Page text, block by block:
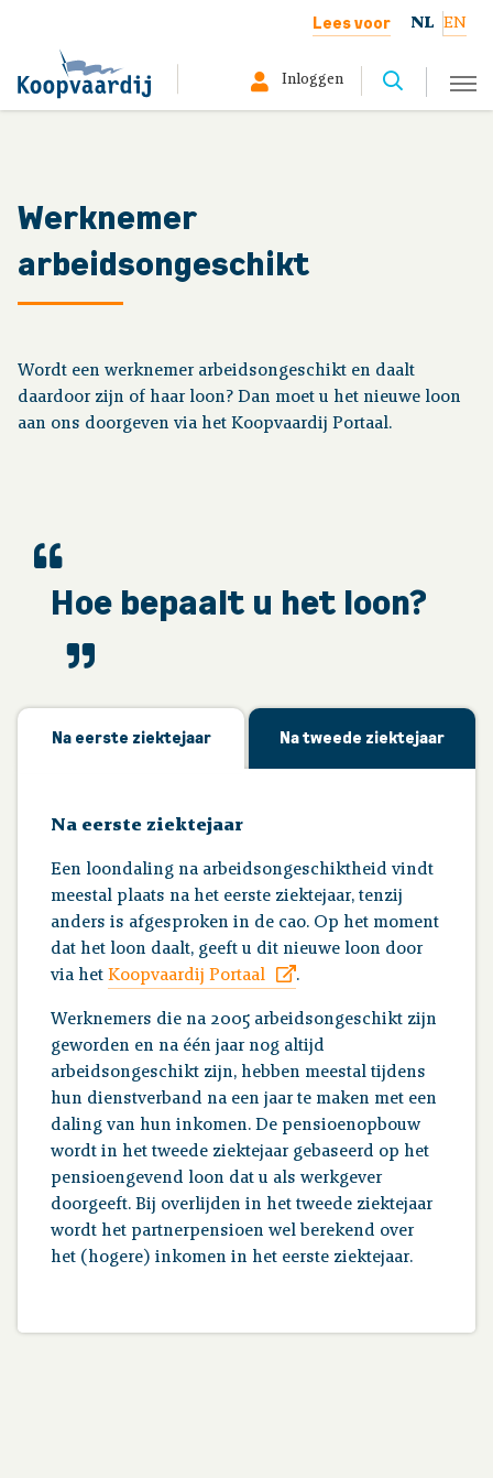
Lees voor NL EN
Gepensioneerd
Over ons
Inloggen
Uw administratie
Werkgeverstoolkit
Contact
Werknemer
arbeidsongeschikt
Wordt een werknemer arbeidsongeschikt en daalt
daardoor zijn of haar loon? Dan moet u het nieuwe loon
aan ons doorgeven via het Koopvaardij Portaal.
Hoe bepaalt u het loon?
Na eerste ziektejaar Na tweede ziektejaar
Na eerste ziektejaar
Een loondaling na arbeidsongeschiktheid vindt
meestal plaats na het eerste ziektejaar, tenzij
anders is afgesproken in de cao. Op het moment
dat het loon daalt, geeft u dit nieuwe loon door
via het Koopvaardij Portaal .
Werknemers die na 2005 arbeidsongeschikt zijn
geworden en na één jaar nog altijd
arbeidsongeschikt zijn, hebben meestal tijdens
hun dienstverband na een jaar te maken met een
daling van hun inkomen. De pensioenopbouw
wordt in het tweede ziektejaar gebaseerd op het
pensioengevend loon dat u als werkgever
doorgeeft. Bij overlijden in het tweede ziektejaar
wordt het partnerpensioen wel berekend over
het (hogere) inkomen in het eerste ziektejaar.